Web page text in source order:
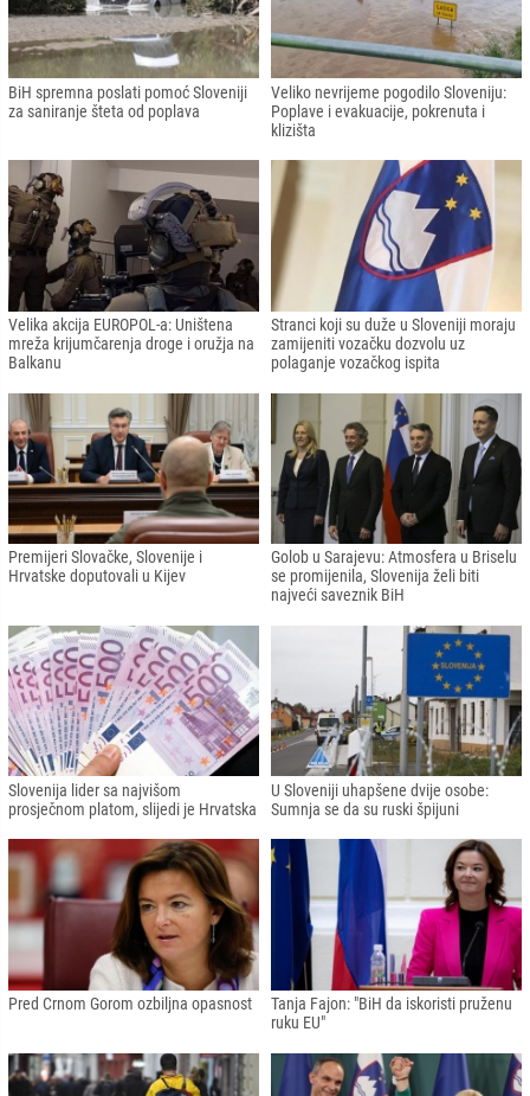
BiH spremna poslati pomoć Sloveniji
za saniranje šteta od poplava
Veliko nevrijeme pogodilo Sloveniju:
Poplave i evakuacije, pokrenuta i
klizišta
Velika akcija EUROPOL-a: Uništena
mreža krijumčarenja droge i oružja na
Balkanu
Stranci koji su duže u Sloveniji moraju
zamijeniti vozačku dozvolu uz
polaganje vozačkog ispita
Premijeri Slovačke, Slovenije i
Hrvatske doputovali u Kijev
Golob u Sarajevu: Atmosfera u Briselu
se promijenila, Slovenija želi biti
najveći saveznik BiH
Slovenija lider sa najvišom
prosječnom platom, slijedi je Hrvatska
U Sloveniji uhapšene dvije osobe:
Sumnja se da su ruski špijuni
Pred Crnom Gorom ozbiljna opasnost
Tanja Fajon: "BiH da iskoristi pruženu
ruku EU"